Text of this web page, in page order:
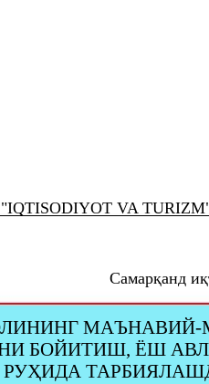
VA
Самарқанд
МАЪНАВИЙ-
БОЙИТИШ, ЁШ
РУҲИДА